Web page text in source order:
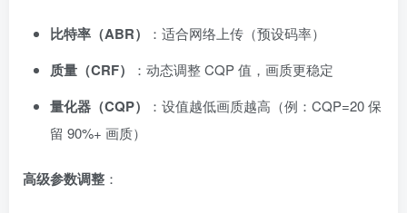
比特率（ABR）​ ​：适合网络上传（预设码率）
质量（CRF）​ ​：动态调整 CQP 值，画质更稳定
量化器（CQP）​
​：设值越低画质越高（例：CQP=20 保
留 90%+ 画质）
高级参数调整 ​：